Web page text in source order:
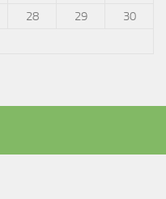
28 29
30